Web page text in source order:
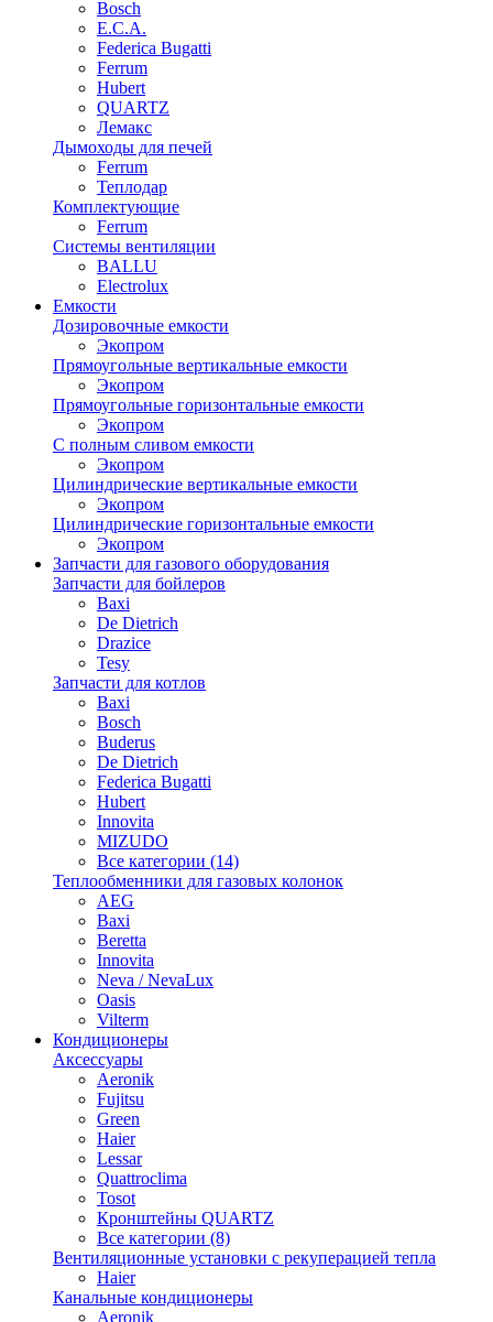
Bosch
E.C.A.
Federica Bugatti
Ferrum
Hubert
QUARTZ
Лемакс
Дымоходы для печей
Ferrum
Теплодар
Комплектующие
Ferrum
Системы вентиляции
BALLU
Electrolux
Емкости
Дозировочные емкости
Экопром
Прямоугольные вертикальные емкости
Экопром
Прямоугольные горизонтальные емкости
Экопром
С полным сливом емкости
Экопром
Цилиндрические вертикальные емкости
Экопром
Цилиндрические горизонтальные емкости
Экопром
Запчасти для газового оборудования
Запчасти для бойлеров
Baxi
De Dietrich
Drazice
Tesy
Запчасти для котлов
Baxi
Bosch
Buderus
De Dietrich
Federica Bugatti
Hubert
Innovita
MIZUDO
Все категории (14)
Теплообменники для газовых колонок
AEG
Baxi
Beretta
Innovita
Neva / NevaLux
Oasis
Vilterm
Кондиционеры
Аксессуары
Aeronik
Fujitsu
Green
Haier
Lessar
Quattroclima
Tosot
Кронштейны QUARTZ
Все категории (8)
Вентиляционные установки с рекуперацией тепла
Haier
Канальные кондиционеры
Aeronik